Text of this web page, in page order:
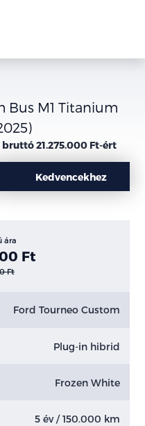
Bus M1 Titanium
21.275.000 Ft-ért
Kedvencekhez
ára
Ft
Ft
Ford Tourneo Custom
Plug-in hibrid
Frozen White
5 év / 150.000 km